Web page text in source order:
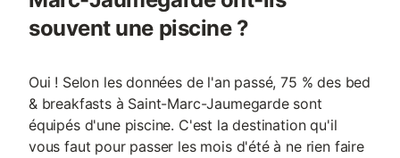
souvent une piscine ?
Oui ! Selon les données de l'an passé, 75 % des bed
& breakfasts à Saint-Marc-Jaumegarde sont
équipés d'une piscine. C'est la destination qu'il
vous faut pour passer les mois d'été à ne rien faire